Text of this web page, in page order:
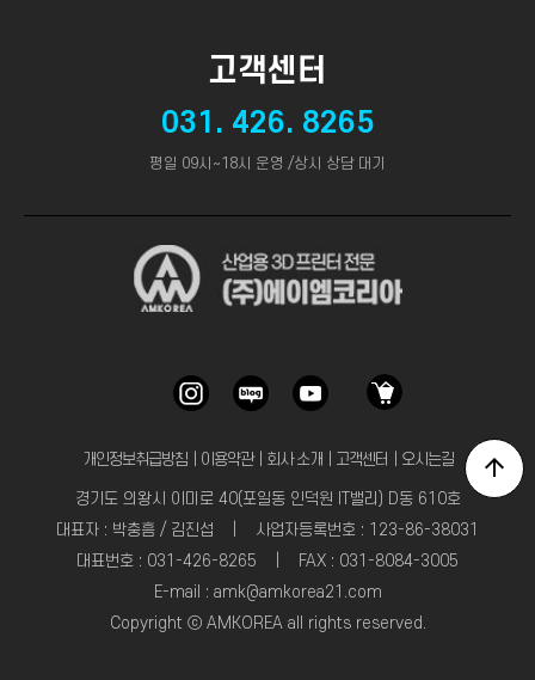
고객센터
031. 426. 8265
평일 09시~18시 운영 /상시 상담 대기
개인정보취급방침｜ 이용약관｜ 회사 소개 고객센터 오시는길
경기도 의왕시 이미로 40(포일동 인덕원 IT밸리) D동 610호
대표자 : 박충흠 / 김진섭 | 사업자등록번호 : 123-86-38031
대표번호 : 031-426-8265 | FAX : 031-8084-3005
E-mail : amk@amkorea21.com
Copyright ⓒ AMKOREA all rights reserved.